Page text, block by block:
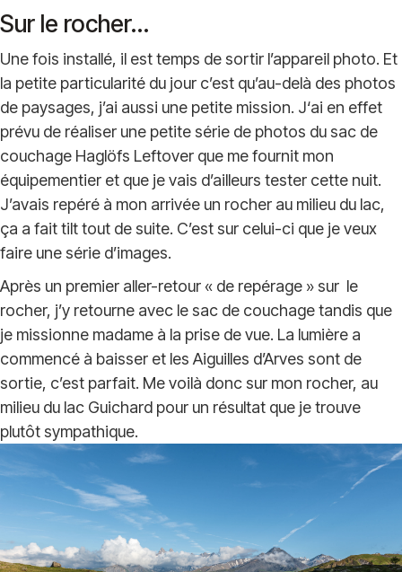
Sur le rocher…
Une fois installé, il est temps de sortir l’appareil photo. Et
la petite particularité du jour c’est qu’au-delà des photos
de paysages, j’ai aussi une petite mission. J‘ai en effet
prévu de réaliser une petite série de photos du sac de
couchage Haglöfs Leftover que me fournit mon
équipementier et que je vais d’ailleurs tester cette nuit.
J’avais repéré à mon arrivée un rocher au milieu du lac,
ça a fait tilt tout de suite. C’est sur celui-ci que je veux
faire une série d’images.
Après un premier aller-retour « de repérage » sur le
rocher, j’y retourne avec le sac de couchage tandis que
je missionne madame à la prise de vue. La lumière a
commencé à baisser et les Aiguilles d’Arves sont de
sortie, c’est parfait. Me voilà donc sur mon rocher, au
milieu du lac Guichard pour un résultat que je trouve
plutôt sympathique.